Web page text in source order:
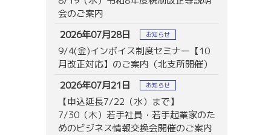
会のご案内
2026年07月28日
お知らせ
9/4(金)インボイス制度セミナー【10
月改正対応】のご案内（北支所開催）
2026年07月21日
お知らせ
【申込延長7/22（水）まで】
7/30（木）若手社員・若手起業家のた
めのビジネス情報交換会開催のご案内